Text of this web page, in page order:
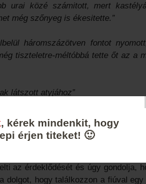
, kérek mindenkit, hogy
érjen titeket! 🙂
urai közé számitott, mert
még szőnyeg is ékesitette.”
háromszázötven fontot
tiszteletre-méltóbbá tette őt az a
látszott atyjához”
felborulását és ezzel Candide
sétálva véletlenül meglátja,
vagyis éppen
„kísérleti fizikából
az érdeklődését és úgy gondolja,
dolgot, hogy találkozzon a fiúval